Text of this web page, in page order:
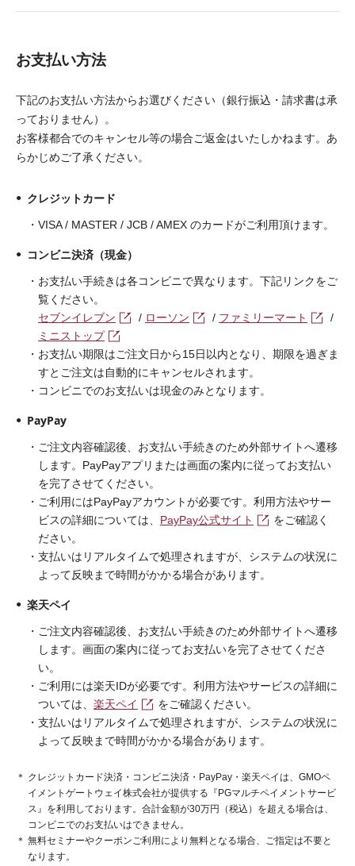
お支払い方法
下記のお支払い方法からお選びください（銀行振込・請求書は承
っておりません）。
お客様都合でのキャンセル等の場合ご返金はいたしかねます。あ
らかじめご了承ください。
クレジットカード
VISA / MASTER / JCB / AMEX のカードがご利用頂けます。
コンビニ決済（現金）
お支払い手続きは各コンビニで異なります。下記リンクをご
覧ください。
セブンイレブン
/ ローソン / ファミリーマート
/
ミニストップ
お支払い期限はご注文日から15日以内となり、期限を過ぎま
すとご注文は自動的にキャンセルされます。
コンビニでのお支払いは現金のみとなります。
PayPay
ご注文内容確認後、お支払い手続きのため外部サイトへ遷移
します。PayPayアプリまたは画面の案内に従ってお支払い
を完了させてください。
ご利用にはPayPayアカウントが必要です。利用方法やサー
ビスの詳細については、 PayPay公式サイト
をご確認く
ださい。
支払いはリアルタイムで処理されますが、システムの状況に
よって反映まで時間がかかる場合があります。
楽天ペイ
ご注文内容確認後、お支払い手続きのため外部サイトへ遷移
します。画面の案内に従ってお支払いを完了させてくださ
い。
ご利用には楽天IDが必要です。利用方法やサービスの詳細に
ついては、 楽天ペイ
をご確認ください。
支払いはリアルタイムで処理されますが、システムの状況に
よって反映まで時間がかかる場合があります。
クレジットカード決済・コンビニ決済・PayPay・楽天ペイは、GMOペ
イメントゲートウェイ株式会社が提供する『PGマルチペイメントサービ
ス』を利用しております。合計金額が30万円（税込）を超える場合は、
コンビニでのお支払いはできません。
無料セミナーやクーポンご利用により無料となる場合、ご指定は不要と
なります。